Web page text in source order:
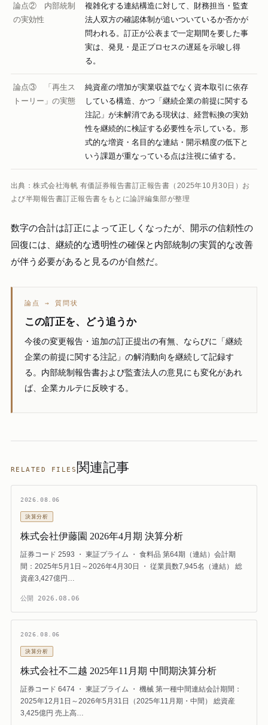
論点② 内部統制
の実効性
複雑化する連結構造に対して、財務担当・監査
法人双方の確認体制が追いついているか否かが
問われる。訂正が公表まで一定期間を要した事
実は、発見・是正プロセスの遅延を示唆し得
る。
論点③ 「再生ス
トーリー」の実態
純資産の増加が実業収益でなく資本取引に依存
している構造、かつ「継続企業の前提に関する
注記」が未解消である現状は、経営転換の実効
性を継続的に検証する必要性を示している。形
式的な増資・名目的な連結・開示精度の低下と
いう課題が重なっている点は注視に値する。
出典：株式会社海帆 有価証券報告書訂正報告書（2025年10月30日）お
よび半期報告書訂正報告書をもとに論評編集部が整理
数字の合計は訂正によって正しくなったが、開示の信頼性の
回復には、継続的な透明性の確保と内部統制の実質的な改善
が伴う必要があると見るのが自然だ。
論点 → 質問状
この訂正を、どう追うか
今後の変更報告・追加の訂正提出の有無、ならびに「継続
企業の前提に関する注記」の解消動向を継続して記録す
る。内部統制報告書および監査法人の意見にも変化があれ
ば、企業カルテに反映する。
RELATED FILES 関連記事
2026.08.06
決算分析
株式会社伊藤園 2026年4月期 決算分析
証券コード 2593 ・ 東証プライム ・ 食料品 第64期（連結）会計期
間：2025年5月1日～2026年4月30日 ・ 従業員数7,945名（連結） 総
資産3,427億円…
公開 2026.08.06
2026.08.06
決算分析
株式会社不二越 2025年11月期 中間期決算分析
証券コード 6474 ・ 東証プライム ・ 機械 第一種中間連結会計期間：
2025年12月1日～2026年5月31日（2025年11月期・中間） 総資産
3,425億円 売上高…